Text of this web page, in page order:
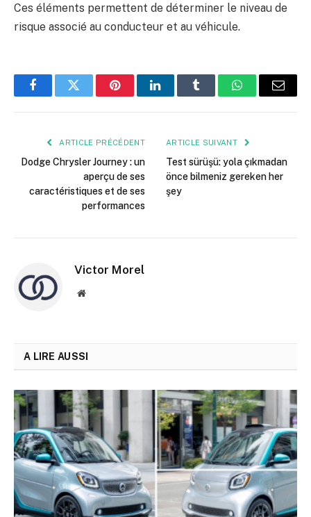
Ces éléments permettent de déterminer le niveau de
risque associé au conducteur et au véhicule.
FacebookTwitter PinterestLinkedInTumblr WhatsApp
E-
ARTICLE PRÉCÉDENT
Dodge Chrysler Journey : un
aperçu de ses
caractéristiques et de ses
performances
ARTICLE SUIVANT
Test sürüşü: yola çıkmadan
önce bilmeniz gereken her
şey
Victor Morel
Site
A LIRE AUSSI